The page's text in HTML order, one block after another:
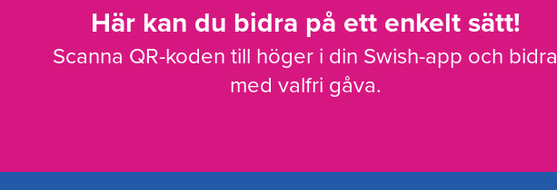
Här kan du bidra på ett enkelt sätt!
Scanna QR-koden till höger i din Swish-app och bidra
med valfri gåva.